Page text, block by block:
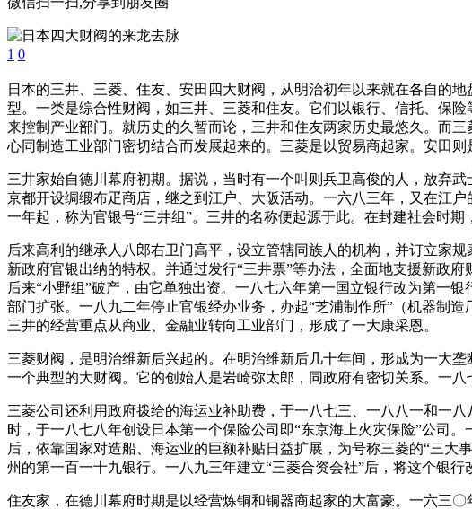
1 0
日本的三井、三菱、住友、安田四大财阀，从明治初年以来就在各自的
型。一类是综合性财阀，如三井、三菱和住友。它们以银行、信托、保
来控制产业部门。就历史的久暂而论，三井和住友两家历史最悠久。而
心同制造工业部门密切结合而发展起来的。三菱是以贸易商起家。安田则
三井家始自德川幕府初期。据说，当时有一个叫则兵卫高俊的人，放弃
京都开设绸缎布疋商店，继之到江户、大阪活动。一六八三年，又在江
一年起，称为官银号“三井组”。三井的名称便起源于此。在封建社会时期
后来高利的继承人八郎右卫门高平，设立管辖同族人的机构，并订立家
新政府官银出纳的特权。并通过发行“三井票”等办法，全面地支援新政
后来“小野组”破产，由它单独出资。一八七六年第一国立银行改为第一
部门扩张。一八九二年停止官银经办业务，办起“芝浦制作所”（机器制
三井的经营重点从商业、金融业转向工业部门，形成了一大康采恩。
三菱财阀，是明治维新后兴起的。在明治维新后几十年间，形成为一大
一个典型的大财阀。它的创始人是岩崎弥太郎，同政府有密切关系。一
三菱公司还利用政府拨给的海运业补助费，于一八七三、一八八一和一
时，于一八七八年创设日本第一个保险公司即“东京海上火灾保险”公司
后，依靠国家对造船、海运业的巨额补贴日益扩展，为号称三菱的“三
州的第一百一十九银行。一八九三年建立“三菱合资会社”后，将这个银
住友家，在德川幕府时期是以经营炼铜和铜器商起家的大富豪。一六三